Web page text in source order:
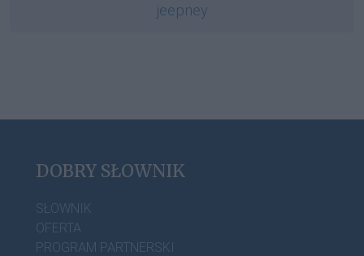
jeepney
DOBRY SŁOWNIK
SŁOWNIK
OFERTA
PROGRAM PARTNERSKI